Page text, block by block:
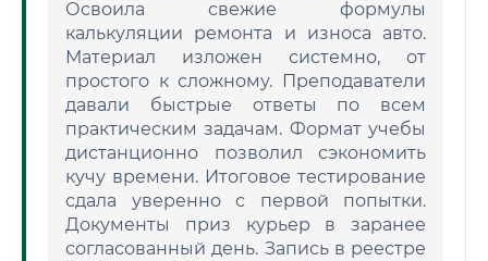
Освоила свежие формулы
калькуляции ремонта и износа авто.
Материал изложен системно, от
простого к сложному. Преподаватели
давали быстрые ответы по всем
практическим задачам. Формат учебы
дистанционно позволил сэкономить
кучу времени. Итоговое тестирование
сдала уверенно с первой попытки.
Документы приз курьер в заранее
согласованный день. Запись в реестре